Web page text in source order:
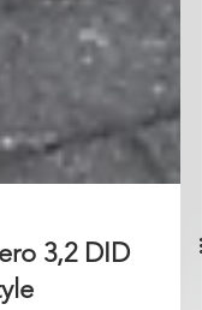
3,2 DID